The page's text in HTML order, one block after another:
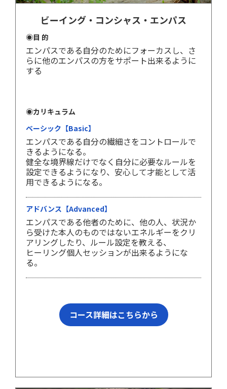
ビーイング・コンシャス・エンパス
◉目 的
エンパスである自分のためにフォーカスし、さ
らに他のエンパスの方をサポート出来るように
する
◉カリキュラム
ベーシック【Basic】
エンパスである自分の繊細さをコントロールで
きるようになる。
健全な境界線だけでなく自分に必要なルールを
設定できるようになり、安心して才能として活
用できるようになる。
アドバンス【Advanced】
エンパスである他者のために、他の人、状況か
ら受けた本人のものではないエネルギーをクリ
アリングしたり、ルール設定を教える、
ヒーリング個人セッションが出来るようにな
る。
コース詳細はこちらから